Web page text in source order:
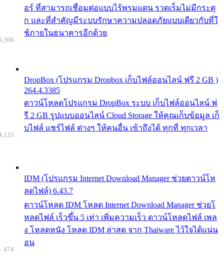
อร์ ที่สามารถเชื่อมต่อแบบไร้พรมแดน รวดเร็มไม่มีกระตุ
ก และที่สำคัญมีระบบรักษาความปลอดภัยแบบเดียวกับที่ใ
ช้ภายในธนาคารอีกด้วย
DropBox (โปรแกรม Dropbox เก็บไฟล์ออนไลน์ ฟรี 2 GB )
264.4.3385
ดาวน์โหลดโปรแกรม DropBox ระบบ เก็บไฟล์ออนไลน์ ฟ
รี 2 GB รูปแบบออนไลน์ Cloud Storage ให้คุณเก็บข้อมูล เก็
บไฟล์ แชร์ไฟล์ ต่างๆ ให้คนอื่น เข้าถึงได้ ทุกที่ ทุกเวลา
IDM (โปรแกรม Internet Download Manager ช่วยดาวน์โห
ลดไฟล์) 6.43.7
ดาวน์โหลด IDM โหลด Internet Download Manager ช่วยโ
หลดไฟล์ เร็วขึ้น 5 เท่า เพิ่มความเร็ว ดาวน์โหลดไฟล์ เพล
ง โหลดหนัง โหลด IDM ล่าสุด จาก Thaiware ไว้ใจได้แน่น
อน
474